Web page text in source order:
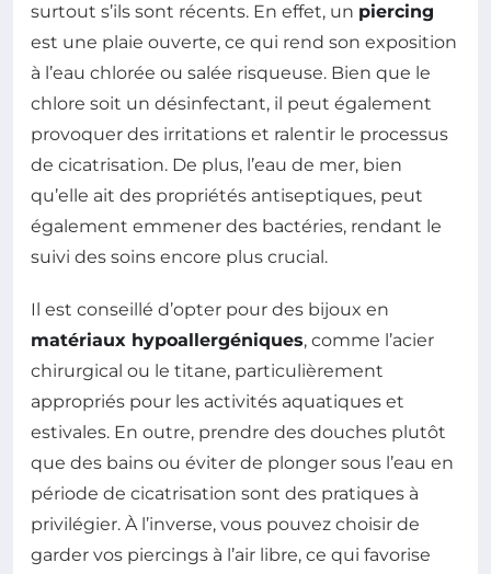
surtout s’ils sont récents. En effet, un piercing
est une plaie ouverte, ce qui rend son exposition
à l’eau chlorée ou salée risqueuse. Bien que le
chlore soit un désinfectant, il peut également
provoquer des irritations et ralentir le processus
de cicatrisation. De plus, l’eau de mer, bien
qu’elle ait des propriétés antiseptiques, peut
également emmener des bactéries, rendant le
suivi des soins encore plus crucial.
Il est conseillé d’opter pour des bijoux en
matériaux hypoallergéniques, comme l’acier
chirurgical ou le titane, particulièrement
appropriés pour les activités aquatiques et
estivales. En outre, prendre des douches plutôt
que des bains ou éviter de plonger sous l’eau en
période de cicatrisation sont des pratiques à
privilégier. À l’inverse, vous pouvez choisir de
garder vos piercings à l’air libre, ce qui favorise